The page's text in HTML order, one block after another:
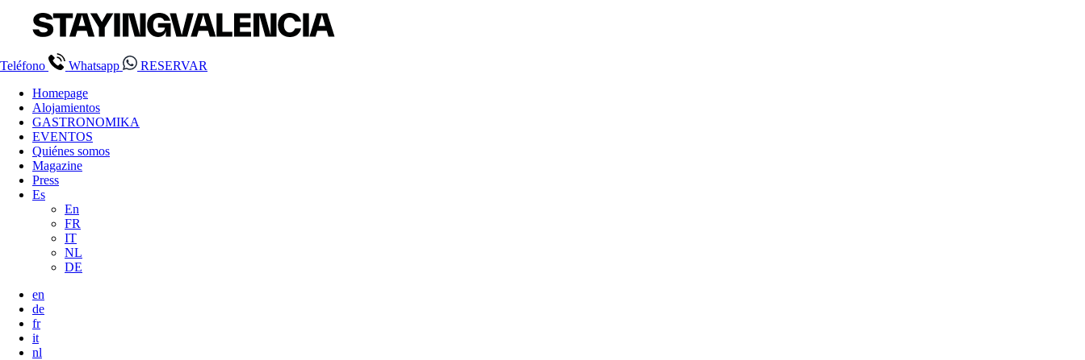
Teléfono Whatsapp
RESERVAR
Homepage
Alojamientos
GASTRONOMIKA
EVENTOS
Quiénes somos
Magazine
Press
Es
En
FR
IT
NL
DE
en
de
fr
it
nl